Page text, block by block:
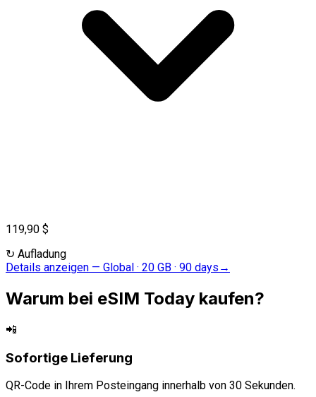
119,90 $
↻ Aufladung
Details anzeigen — Global · 20 GB · 90 days →
Warum bei eSIM Today kaufen?
📲
Sofortige Lieferung
QR-Code in Ihrem Posteingang innerhalb von 30 Sekunden.